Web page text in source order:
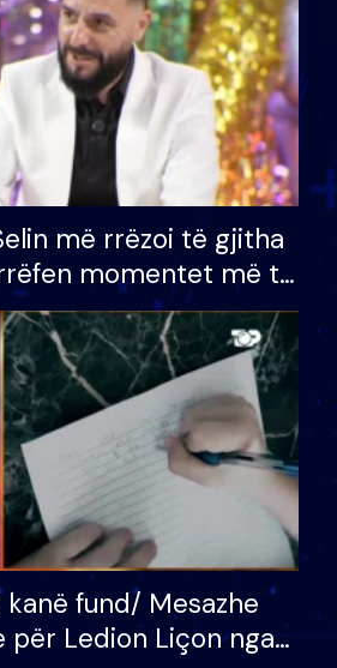
më rrëzoi të gjitha
momentet më të
e BB VIP: Do më
e mëngjesit kur…
fund/ Mesazhe
për Ledion Liçon nga